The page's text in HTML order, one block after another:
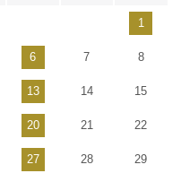
1
6 7 8
13 14 15
20 21 22
27 28 29